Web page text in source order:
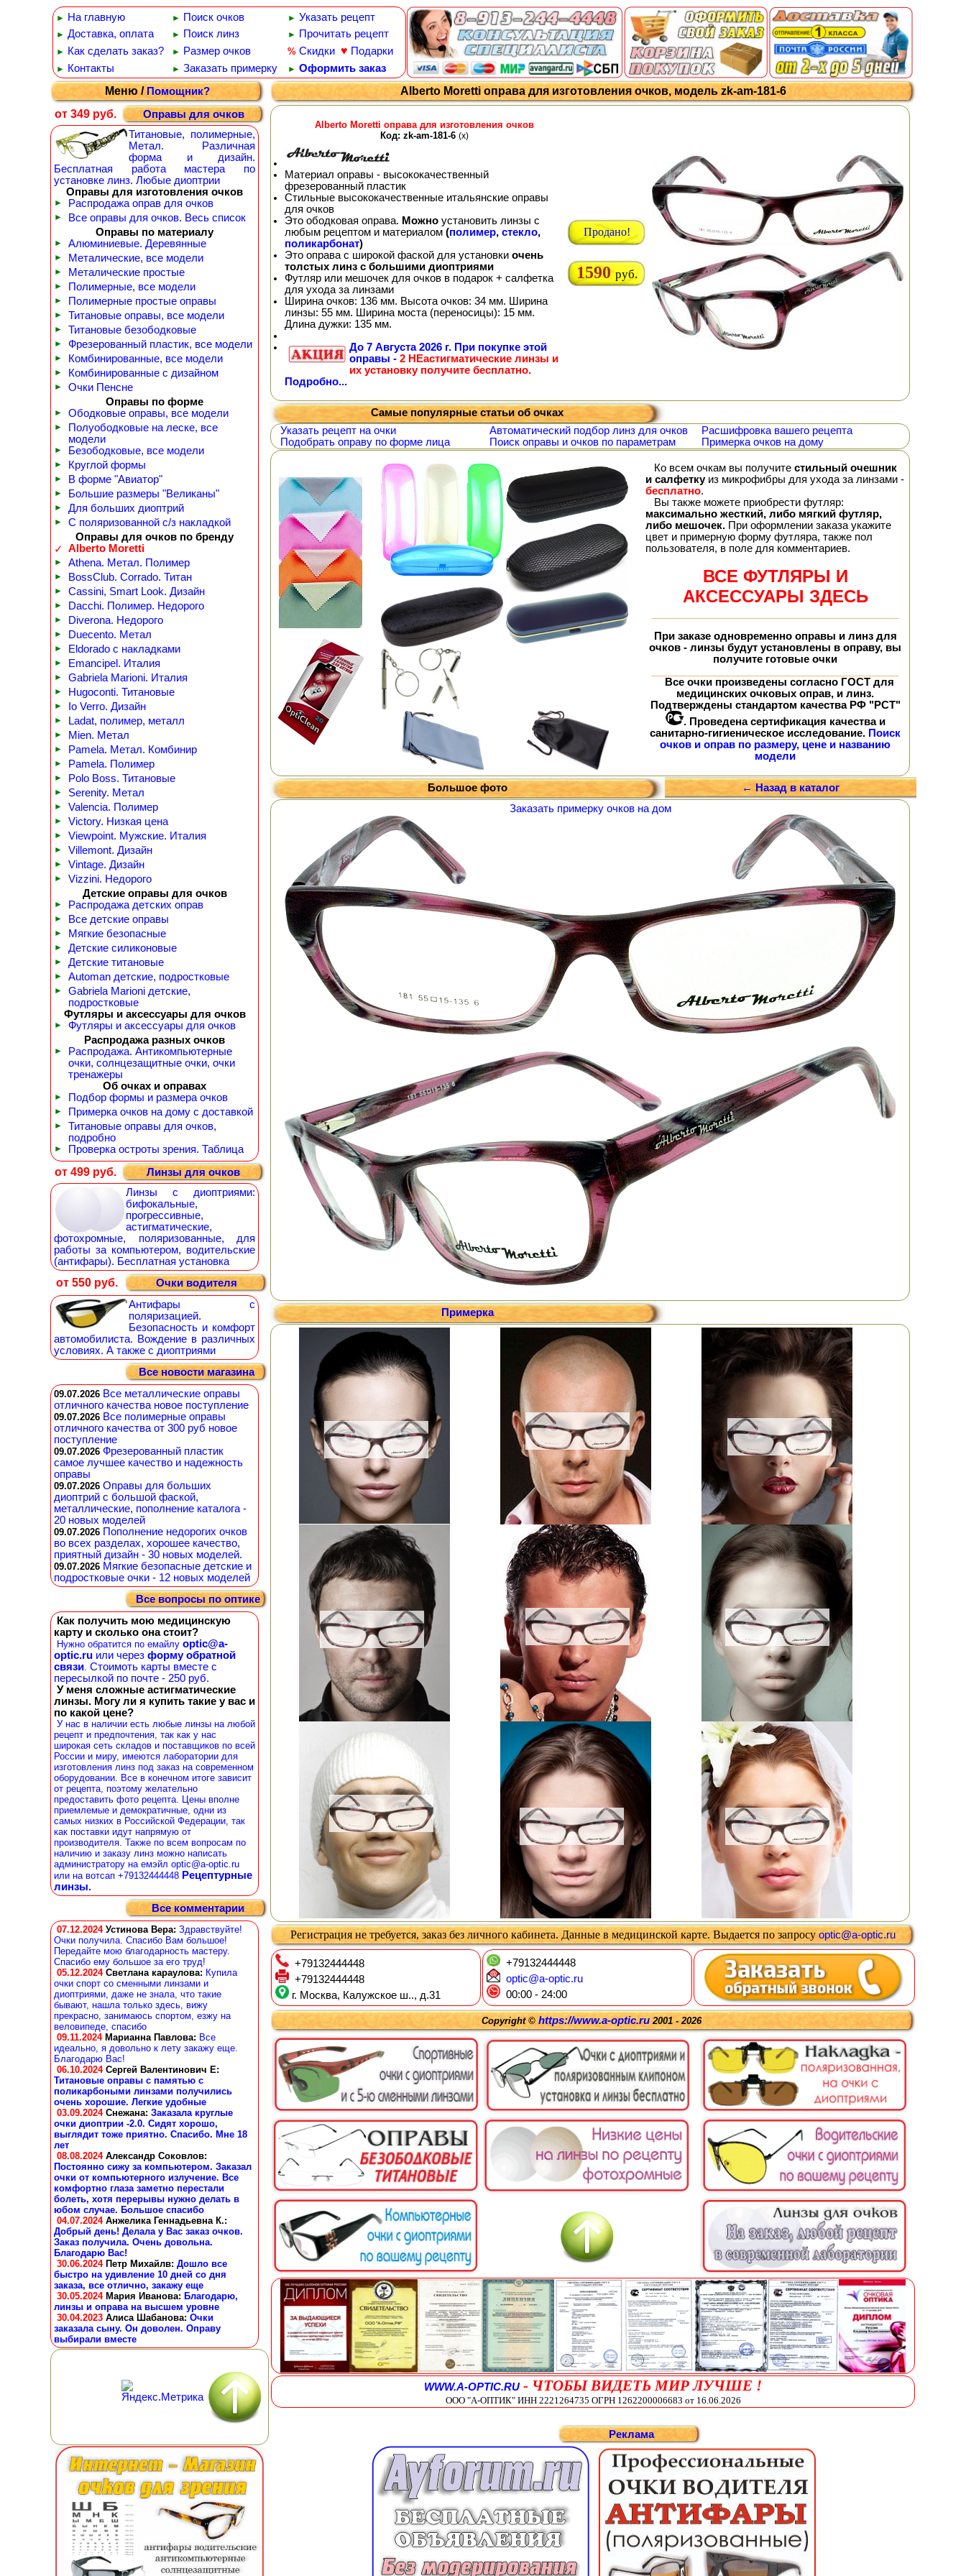
► На главную ► Поиск очков ► Указать рецепт
► Доставка, оплата ► Поиск линз ► Прочитать рецепт
► Как сделать заказ? ► Размер очков % Скидки ♥ Подарки
► Контакты ► Заказать примерку ► Оформить заказ
Меню /Помощник?
от 349 руб.
Оправы для очков
Титановые, полимерные,
Метал. Различная
форма и дизайн.
Бесплатная работа мастера по
установке линз. Любые диоптрии
Оправы для изготовления очков
► Распродажа оправ для очков
►
Все оправы для очков. Весь список
Оправы по материалу
► Алюминиевые. Деревянные
► Металические, все модели
► Металические простые
► Полимерные, все модели
► Полимерные простые оправы
► Титановые оправы, все модели
► Титановые безободковые
► Фрезерованный пластик, все модели
► Комбинированные, все модели
► Комбинированные с дизайном
►
Очки Пенсне
Оправы по форме
► Ободковые оправы, все модели
►
Полуободковые на леске, все
модели
► Безободковые, все модели
► Круглой формы
► В форме "Авиатор"
► Большие размеры "Великаны"
► Для больших диоптрий
►
С поляризованной с/з накладкой
Оправы для очков по бренду
✓
Alberto Moretti
► Athena. Метал. Полимер
► BossClub. Corrado. Титан
► Cassini, Smart Look. Дизайн
► Dacchi. Полимер. Недорого
► Diverona. Недорого
► Duecento. Метал
► Eldorado с накладками
► Emancipel. Италия
► Gabriela Marioni. Италия
► Hugoconti. Титановые
► Io Verro. Дизайн
► Ladat, полимер, металл
► Mien. Метал
► Pamela. Метал. Комбинир
► Pamela. Полимер
► Polo Boss. Титановые
► Serenity. Метал
► Valencia. Полимер
► Victory. Низкая цена
► Viewpoint. Мужские. Италия
► Villemont. Дизайн
► Vintage. Дизайн
►
Vizzini. Недорого
Детские оправы для очков
► Распродажа детских оправ
► Все детские оправы
► Мягкие безопасные
► Детские силиконовые
► Детские титановые
► Automan детские, подростковые
►
Gabriela Marioni детские,
подростковые
Футляры и аксессуары для очков
►
Футляры и аксессуары для очков
Распродажа разных очков
►
Распродажа. Антикомпьютерные
очки, солнцезащитные очки, очки
тренажеры
Об очках и оправах
► Подбор формы и размера очков
► Примерка очков на дому с доставкой
►
Титановые оправы для очков,
подробно
► Проверка остроты зрения. Таблица
от 499 руб.
Линзы для очков
Линзы с диоптриями:
бифокальные,
прогрессивные,
астигматические,
фотохромные, поляризованные, для
работы за компьютером, водительские
(антифары). Бесплатная установка
от 550 руб.
Очки водителя
Антифары с
поляризацией.
Безопасность и комфорт
автомобилиста. Вождение в различных
условиях. А также с диоптриями
Все новости магазина
09.07.2026 Все металлические оправы
отличного качества новое поступление
09.07.2026 Все полимерные оправы
отличного качества от 300 руб новое
поступление
09.07.2026 Фрезерованный пластик
самое лучшее качество и надежность
оправы
09.07.2026 Оправы для больших
диоптрий с большой фаской,
металлические, пополнение каталога -
20 новых моделей
09.07.2026 Пополнение недорогих очков
во всех разделах, хорошее качество,
приятный дизайн - 30 новых моделей.
09.07.2026 Мягкие безопасные детские и
подростковые очки - 12 новых моделей
Все вопросы по оптике
Как получить мою медицинскую
карту и сколько она стоит?
Нужно обратится по емайлу optic@a-
optic.ru или через форму обратной
связи. Стоимоть карты вместе с
пересылкой по почте - 250 руб.
У меня сложные астигматические
линзы. Могу ли я купить такие у вас и
по какой цене?
У нас в наличии есть любые линзы на любой
рецепт и предпочтения, так как у нас
широкая сеть складов и поставщиков по всей
России и миру, имеются лаборатории для
изготовления линз под заказ на современном
оборудовании. Все в конечном итоге зависит
от рецепта, поэтому желательно
предоставить фото рецепта. Цены вполне
приемлемые и демократичные, одни из
самых низких в Российской Федерации, так
как поставки идут напрямую от
производителя. Также по всем вопросам по
наличию и заказу линз можно написать
администратору на емэйл optic@a-optic.ru
или на вотсап +79132444448 Рецептурные
линзы.
Все комментарии
07.12.2024 Устинова Вера: Здравствуйте!
Очки получила. Спасибо Вам большое!
Передайте мою благодарность мастеру.
Спасибо ему большое за его труд!
05.12.2024 Светлана караулова: Купила
очки спорт со сменными линзами и
диоптриями, даже не знала, что такие
бывают, нашла только здесь, вижу
прекрасно, занимаюсь спортом, езжу на
веловипеде, спасибо
09.11.2024 Марианна Павлова: Все
идеально, я довольно к лету закажу еще.
Благодарю Вас!
06.10.2024 Сергей Валентинович Е:
Титановые оправы с памятью с
поликарбоными линзами получились
очень хорошие. Легкие удобные
03.09.2024 Снежана: Заказала круглые
очки диоптрии -2.0. Сидят хорошо,
выглядит тоже приятно. Спасибо. Мне 18
лет
08.08.2024 Александр Соковлов:
Постоянно сижу за компьютером. Заказал
очки от компьютерного излучение. Все
комфортно глаза заметно перестали
болеть, хотя перерывы нужно делать в
юбом случае. Большое спасибо
04.07.2024 Анжелика Геннадьевна К.:
Добрый день! Делала у Вас заказ очков.
Заказ получила. Очень довольна.
Благодарю Вас!
30.06.2024 Петр Михайлв: Дошло все
быстро на удивление 10 дней со дня
заказа, все отлично, закажу еще
30.05.2024 Мария Иванова: Благодарю,
линзы и оправа на высшем уровне
30.04.2023 Алиса Шабанова: Очки
заказала сыну. Он доволен. Оправу
выбирали вместе
Alberto Moretti оправа для изготовления очков, модель zk-am-181-6
Alberto Moretti оправа для изготовления очков
Код: zk-am-181-6 (x)
Материал оправы - высококачественный
фрезерованный пластик
Стильные высококачественные итальянские оправы
для очков
Это ободковая оправа. Можно установить линзы с
любым рецептом и материалом (полимер, стекло,
поликарбонат)
Это оправа с широкой фаской для установки очень
толстых линз с большими диоптриями
Футляр или мешочек для очков в подарок + салфетка
для ухода за линзами
Ширина очков: 136 мм. Высота очков: 34 мм. Ширина
линзы: 55 мм. Ширина моста (переносицы): 15 мм.
Длина дужки: 135 мм.
До 7 Августа 2026 г. При покупке этой
оправы - 2 НЕастигматические линзы и
их установку получите бесплатно.
Подробно...
Продано!
1590 руб.
Самые популярные статьи об очках
Указать рецепт на очки
Автоматический подбор линз для очков
Расшифровка вашего рецепта
Подобрать оправу по форме лица
Поиск оправы и очков по параметрам Примерка очков на дому
Ко всем очкам вы получите стильный очешник
и салфеткуиз микрофибры для ухода за линзами -
бесплатно.
Вы также можете приобрести футляр:
максимально жесткий, либо мягкий футляр,
либо мешочек. При оформлении заказа укажите
цвет и примерную форму футляра, также пол
пользователя, в поле для комментариев.
ВСЕ ФУТЛЯРЫ И
АКСЕССУАРЫ ЗДЕСЬ
При заказе одновременнооправы и линз для
очков - линзы будут установлены в оправу, вы
получите готовые очки
Все очки произведены согласно ГОСТ для
медицинских очковых оправ, и линз.
Подтверждены стандартом качества РФ "РСТ"
. Проведена сертификация качества и
санитарно-гигиеническое исследование. Поиск
очков и оправ по размеру, цене и названию
модели
Большое фото
← Назад в каталог
Заказать примерку очков на дом
Примерка
Регистрация не требуется, заказ без личного кабинета. Данные в медицинской карте. Выдается по запросуoptic@a-optic.ru
+79132444448
+79132444448
г. Москва, Калужское ш.., д.31
+79132444448
optic@a-optic.ru
00:00 - 24:00
Copyright © https://www.a-optic.ru 2001 - 2026
WWW.A-OPTIC.RU - ЧТОБЫ ВИДЕТЬ МИР ЛУЧШЕ !
ООО "А-ОПТИК" ИНН 2221264735 ОГРН 1262200006683 от 16.06.2026
Реклама